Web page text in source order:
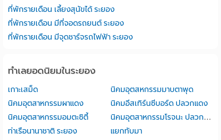
ที่พักรายเดือน เลี้ยงสุนัขได้ ระยอง
ที่พักรายเดือน มีที่จอดรถยนต์ ระยอง
ที่พักรายเดือน มีจุดชาร์จรถไฟฟ้า ระยอง
ทำเลยอดนิยมในระยอง
เกาะเสม็ด
นิคมอุตสหกรรมมาบตาพุด
นิคมอุตสาหกรรมผาแดง
นิคมอีสเทิร์นซีบอร์ด ปลวกแดง
นิคมอุตสาหกรรมอมตะซิตี้
นิคมอุตสาหกรรมโรจนะ ปลวกแดง
ท่าเรือนานาชาติ ระยอง
แยกทับมา